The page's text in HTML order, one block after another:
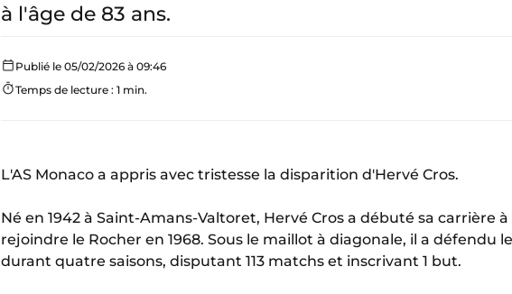
à l'âge de 83 ans.
Publié le 05/02/2026 à 09:46
Temps de lecture : 1 min.
L'AS Monaco a appris avec tristesse la disparition d'Hervé Cros.
Né en 1942 à Saint-Amans-Valtoret, Hervé Cros a débuté sa carrière
rejoindre le Rocher en 1968. Sous le maillot à diagonale, il a défendu
durant quatre saisons, disputant 113 matchs et inscrivant 1 but.